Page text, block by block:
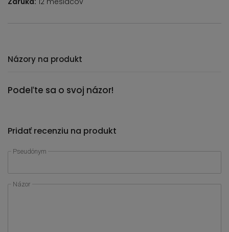
Názory na produkt
Podeľte sa o svoj názor!
Pridať recenziu na produkt
Pseudónym
Názor